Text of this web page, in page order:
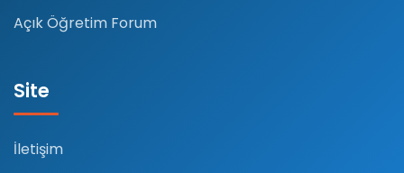
Açık Öğretim Forum
Site
İletişim